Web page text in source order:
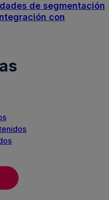
de segmentación
con